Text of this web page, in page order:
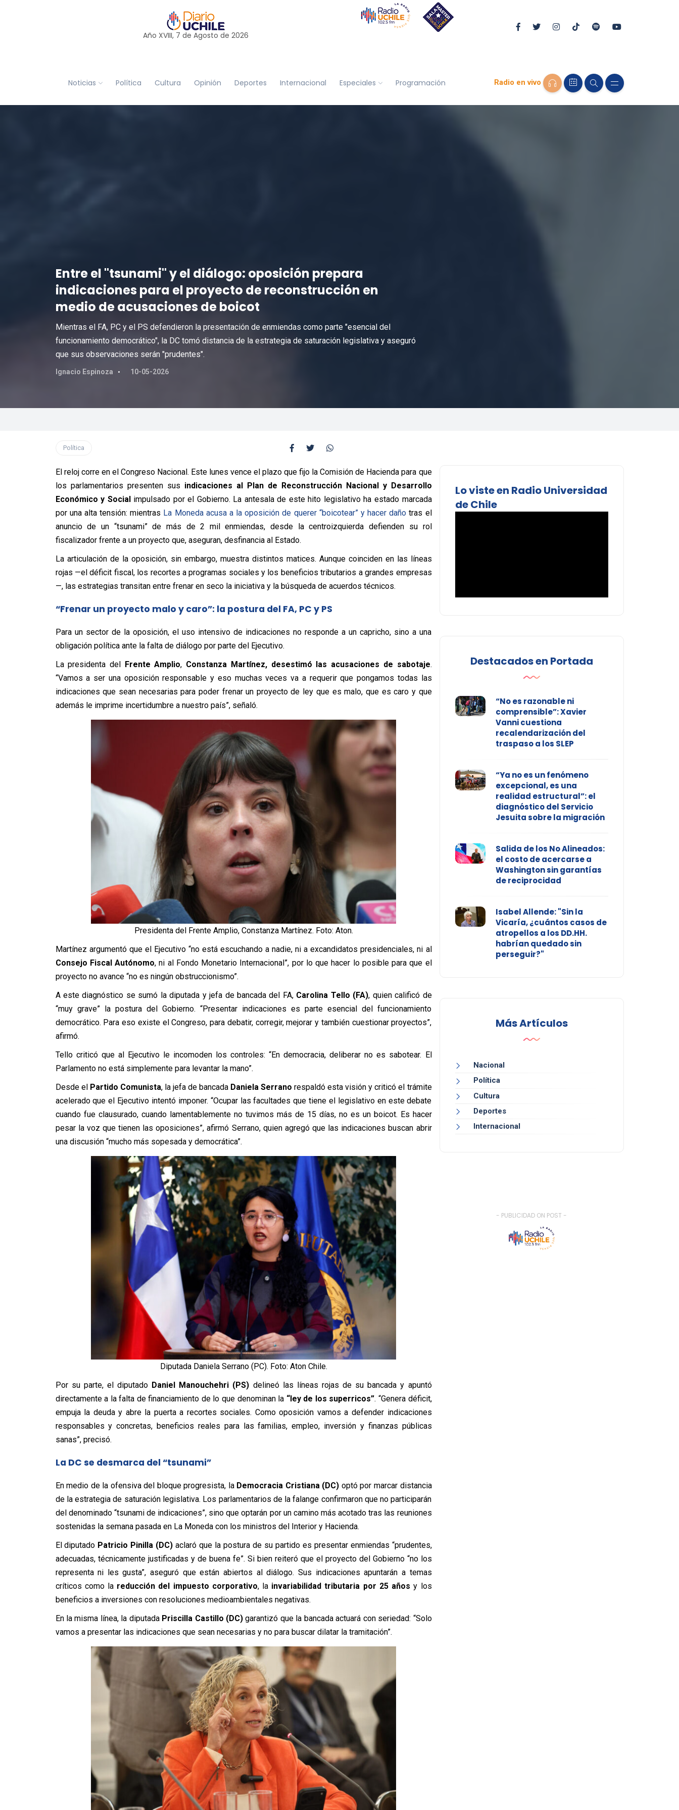
Año XVIII, 7 de Agosto de 2026
Noticias Política Cultura Opinión Deportes Internacional Especiales Programación Radio en vivo
Entre el "tsunami" y el diálogo: oposición prepara
indicaciones para el proyecto de reconstrucción en
medio de acusaciones de boicot
Mientras el FA, PC y el PS defendieron la presentación de enmiendas como parte "esencial del
funcionamiento democrático", la DC tomó distancia de la estrategia de saturación legislativa y aseguró
que sus observaciones serán "prudentes".
Ignacio Espinoza 10-05-2026
Política
El reloj corre en el Congreso Nacional. Este lunes vence el plazo que fijo la Comisión de Hacienda para que
los parlamentarios presenten sus indicaciones al Plan de Reconstrucción Nacional y Desarrollo
Económico y Socialimpulsado por el Gobierno. La antesala de este hito legislativo ha estado marcada
por una alta tensión: mientras La Moneda acusa a la oposición de querer “boicotear” y hacer daño tras el
anuncio de un “tsunami” de más de 2 mil enmiendas, desde la centroizquierda defienden su rol
fiscalizador frente a un proyecto que, aseguran, desfinancia al Estado.
La articulación de la oposición, sin embargo, muestra distintos matices. Aunque coinciden en las líneas
rojas —el déficit fiscal, los recortes a programas sociales y los beneficios tributarios a grandes empresas
—, las estrategias transitan entre frenar en seco la iniciativa y la búsqueda de acuerdos técnicos.
“Frenar un proyecto malo y caro”: la postura del FA, PC y PS
Para un sector de la oposición, el uso intensivo de indicaciones no responde a un capricho, sino a una
obligación política ante la falta de diálogo por parte del Ejecutivo.
La presidenta del Frente Amplio, Constanza Martínez, desestimó las acusaciones de sabotaje.
“Vamos a ser una oposición responsable y eso muchas veces va a requerir que pongamos todas las
indicaciones que sean necesarias para poder frenar un proyecto de ley que es malo, que es caro y que
además le imprime incertidumbre a nuestro país”, señaló.
Presidenta del Frente Amplio, Constanza Martínez. Foto: Aton.
Martínez argumentó que el Ejecutivo “no está escuchando a nadie, ni a excandidatos presidenciales, ni al
Consejo Fiscal Autónomo, ni al Fondo Monetario Internacional”, por lo que hacer lo posible para que el
proyecto no avance “no es ningún obstruccionismo”.
A este diagnóstico se sumó la diputada y jefa de bancada del FA, Carolina Tello (FA), quien calificó de
“muy grave” la postura del Gobierno. “Presentar indicaciones es parte esencial del funcionamiento
democrático. Para eso existe el Congreso, para debatir, corregir, mejorar y también cuestionar proyectos”,
afirmó.
Tello criticó que al Ejecutivo le incomoden los controles: “En democracia, deliberar no es sabotear. El
Parlamento no está simplemente para levantar la mano”.
Desde el Partido Comunista, la jefa de bancada Daniela Serrano respaldó esta visión y criticó el trámite
acelerado que el Ejecutivo intentó imponer. “Ocupar las facultades que tiene el legislativo en este debate
cuando fue clausurado, cuando lamentablemente no tuvimos más de 15 días, no es un boicot. Es hacer
pesar la voz que tienen las oposiciones”, afirmó Serrano, quien agregó que las indicaciones buscan abrir
una discusión “mucho más sopesada y democrática”.
Diputada Daniela Serrano (PC). Foto: Aton Chile.
Por su parte, el diputado Daniel Manouchehri (PS) delineó las líneas rojas de su bancada y apuntó
directamente a la falta de financiamiento de lo que denominan la “ley de los superricos”. “Genera déficit,
empuja la deuda y abre la puerta a recortes sociales. Como oposición vamos a defender indicaciones
responsables y concretas, beneficios reales para las familias, empleo, inversión y finanzas públicas
sanas”, precisó.
La DC se desmarca del “tsunami”
En medio de la ofensiva del bloque progresista, la Democracia Cristiana (DC) optó por marcar distancia
de la estrategia de saturación legislativa. Los parlamentarios de la falange confirmaron que no participarán
del denominado “tsunami de indicaciones”, sino que optarán por un camino más acotado tras las reuniones
sostenidas la semana pasada en La Moneda con los ministros del Interior y Hacienda.
El diputado Patricio Pinilla (DC) aclaró que la postura de su partido es presentar enmiendas “prudentes,
adecuadas, técnicamente justificadas y de buena fe”. Si bien reiteró que el proyecto del Gobierno “no los
representa ni les gusta”, aseguró que están abiertos al diálogo. Sus indicaciones apuntarán a temas
críticos como la reducción del impuesto corporativo, la invariabilidad tributaria por 25 años y los
beneficios a inversiones con resoluciones medioambientales negativas.
En la misma línea, la diputada Priscilla Castillo (DC) garantizó que la bancada actuará con seriedad: “Solo
vamos a presentar las indicaciones que sean necesarias y no para buscar dilatar la tramitación”.
Lo viste en Radio Universidad
de Chile
Destacados en Portada
“No es razonable ni
comprensible”: Xavier
Vanni cuestiona
recalendarización del
traspaso a los SLEP
“Ya no es un fenómeno
excepcional, es una
realidad estructural”: el
diagnóstico del Servicio
Jesuita sobre la migración
Salida de los No Alineados:
el costo de acercarse a
Washington sin garantías
de reciprocidad
Isabel Allende: "Sin la
Vicaría, ¿cuántos casos de
atropellos a los DD.HH.
habrían quedado sin
perseguir?"
Más Artículos
Nacional
Política
Cultura
Deportes
Internacional
- PUBLICIDAD ON POST -